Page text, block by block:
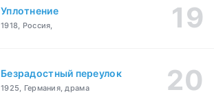
Уплотнение
1918, Россия,
Безрадостный переулок
1925, Германия, драма